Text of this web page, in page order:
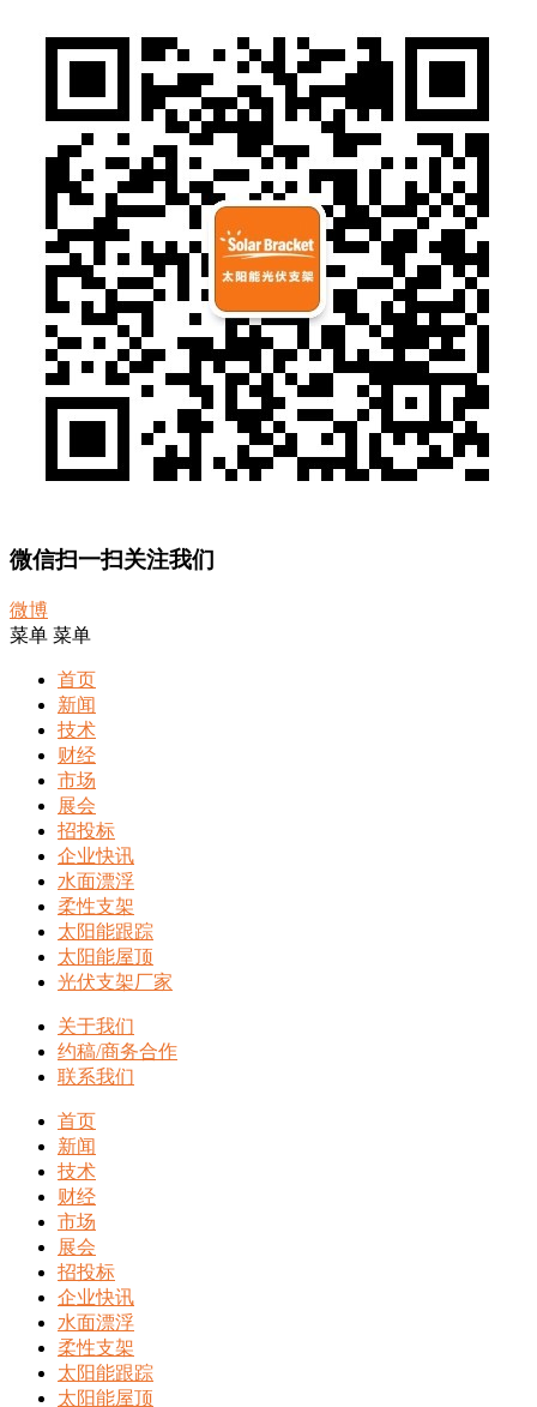
微信扫一扫关注我们
微博
菜单 菜单
首页
新闻
技术
财经
市场
展会
招投标
企业快讯
水面漂浮
柔性支架
太阳能跟踪
太阳能屋顶
光伏支架厂家
关于我们
约稿/商务合作
联系我们
首页
新闻
技术
财经
市场
展会
招投标
企业快讯
水面漂浮
柔性支架
太阳能跟踪
太阳能屋顶